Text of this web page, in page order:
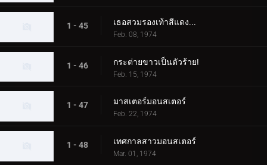
1 - 45 เธอสวมรองเท้าสีแดง...
Feb. 08, 1974
1 - 46 กระต่ายขาวเป็นตัวร้าย!
Feb. 15, 1974
1 - 47 มาสเตอร์มอนสเตอร์
Feb. 22, 1974
1 - 48 เทศกาลสาวมอนสเตอร์
Mar. 01, 1974